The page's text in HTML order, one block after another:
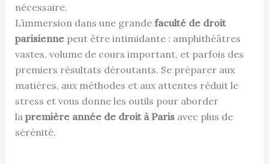
nécessaire.
L’immersion dans une grande faculté de droit
parisiennepeut être intimidante : amphithéâtres
vastes, volume de cours important, et parfois des
premiers résultats déroutants. Se préparer aux
matières, aux méthodes et aux attentes réduit le
stress et vous donne les outils pour aborder
la première année de droit à Parisavec plus de
sérénité.